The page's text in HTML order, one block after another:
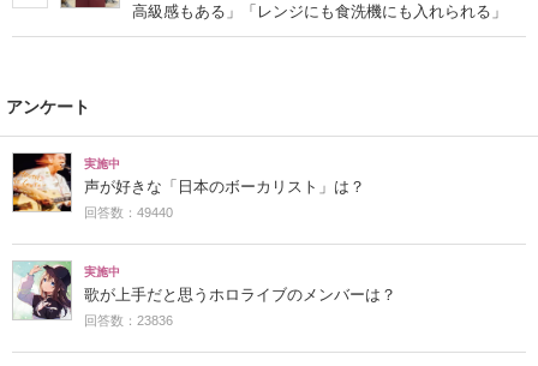
高級感もある」「レンジにも食洗機にも入れられる」
アンケート
実施中
声が好きな「日本のボーカリスト」は？
回答数：49440
実施中
歌が上手だと思うホロライブのメンバーは？
回答数：23836